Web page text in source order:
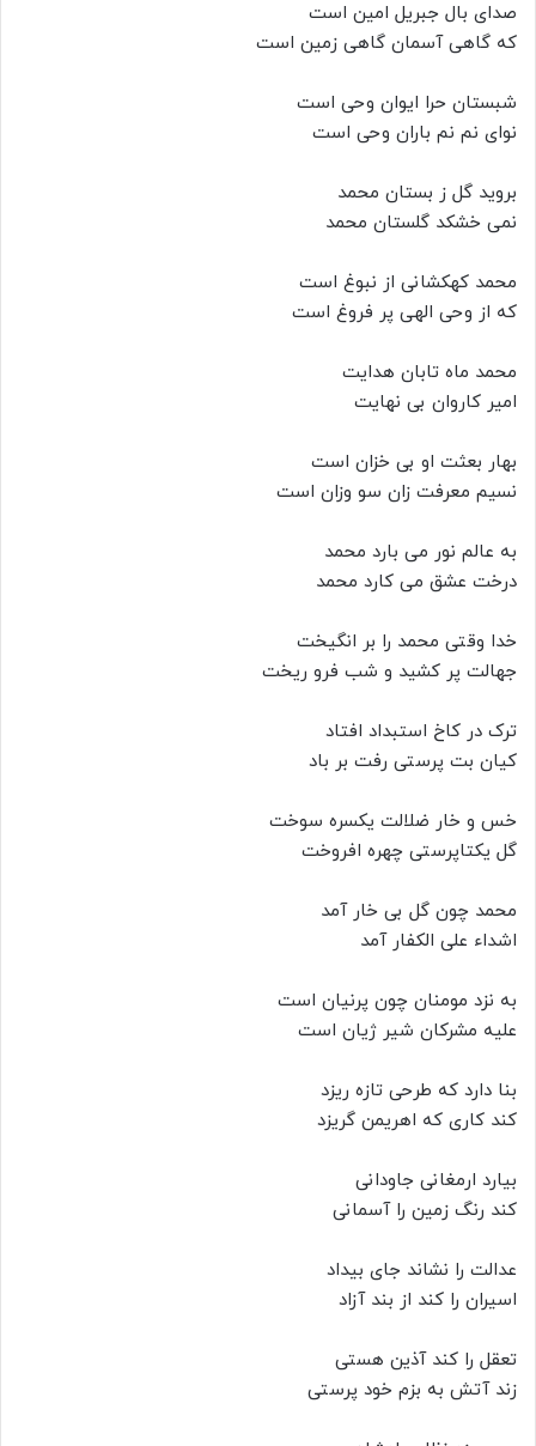
صدای بال جبریل امین است
که گاهی آسمان گاهی زمین است
شبستان حرا ایوان وحی است
نوای نم نم باران وحی است
بروید گل ز بستان محمد
نمی خشکد گلستان محمد
محمد کهکشانی از نبوغ است
که از وحی الهی پر فروغ است
محمد ماه تابان هدایت
امیر کاروان بی نهایت
بهار بعثت او بی خزان است
نسیم معرفت زان سو وزان است
به عالم نور می بارد محمد
درخت عشق می کارد محمد
خدا وقتی محمد را بر انگیخت
جهالت پر کشید و شب فرو ریخت
ترک در کاخ استبداد افتاد
کیان بت پرستی رفت بر باد
خس و خار ضلالت یکسره سوخت
گل یکتاپرستی چهره افروخت
محمد چون گل بی خار آمد
اشداء علی الکفار آمد
به نزد مومنان چون پرنیان است
علیه مشرکان شیر ژیان است
بنا دارد که طرحی تازه ریزد
کند کاری که اهریمن گریزد
بیارد ارمغانی جاودانی
کند رنگ زمین را آسمانی
عدالت را نشاند جای بیداد
اسیران را کند از بند آزاد
تعقل را کند آذین هستی
زند آتش به بزم خود پرستی